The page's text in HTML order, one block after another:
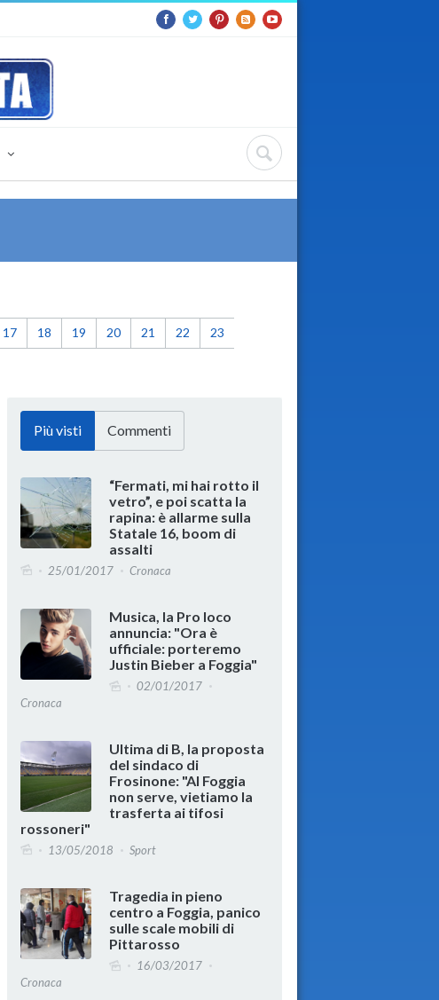
17 18 19 20 21 22 23
Più visti Commenti
“Fermati, mi hai rotto il
vetro”, e poi scatta la
rapina: è allarme sulla
Statale 16, boom di
assalti
25/01/2017 Cronaca
Musica, la Pro loco
annuncia: "Ora è
ufficiale: porteremo
Justin Bieber a Foggia"
02/01/2017
Cronaca
Ultima di B, la proposta
del sindaco di
Frosinone: "Al Foggia
non serve, vietiamo la
trasferta ai tifosi
rossoneri"
13/05/2018 Sport
Tragedia in pieno
centro a Foggia, panico
sulle scale mobili di
Pittarosso
16/03/2017
Cronaca